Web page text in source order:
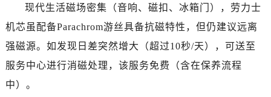
云南省昆明市盘龙区北京路928号同德昆明广场写字楼10层06室劳力士售后服务中心（需提前预约）
河北省石家庄市长安区中山东路39号勒泰中心写字楼B座13层07室劳力士售后服务中心（需提前预约）
河北省唐山市路南区新华东道100号万达广场写字楼A座10层1002室劳力士售后服务中心（需提前预约）
现代生活磁场密集（音响、磁扣、冰箱门），劳力士
机芯虽配备Parachrom游丝具备抗磁特性，但仍建议远离
强磁源。如发现日差突然增大（超过10秒/天），可送至
服务中心进行消磁处理，该服务免费（含在保养流程
中）。